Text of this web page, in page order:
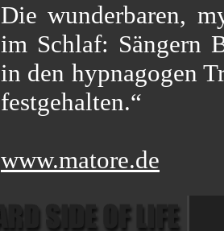
Die wunderbaren,
im Schlaf: Sängern
in den hypnagogen
festgehalten.“
www.matore.de